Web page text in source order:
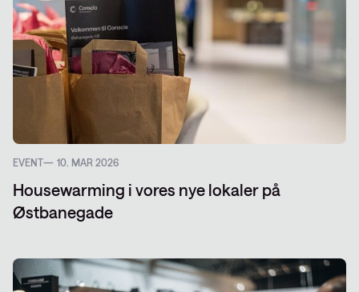
EVENT 10. MAR 2026
Housewarming i vores nye lokaler på
Østbanegade